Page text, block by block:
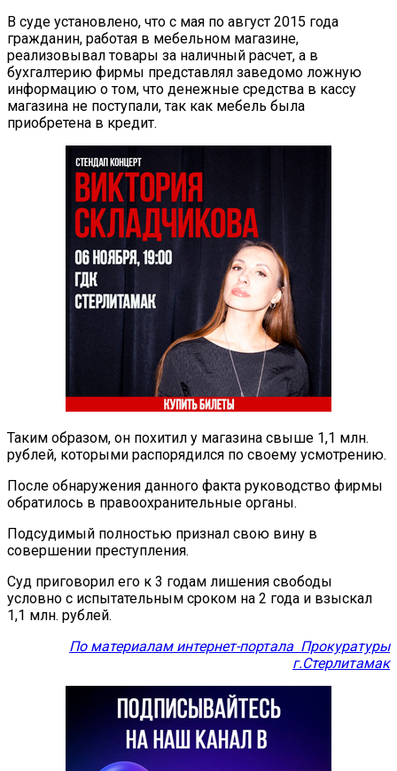
В суде установлено, что с мая по август 2015 года
гражданин, работая в мебельном магазине,
реализовывал товары за наличный расчет, а в
бухгалтерию фирмы представлял заведомо ложную
информацию о том, что денежные средства в кассу
магазина не поступали, так как мебель была
приобретена в кредит.
Таким образом, он похитил у магазина свыше 1,1 млн.
рублей, которыми распорядился по своему усмотрению.
После обнаружения данного факта руководство фирмы
обратилось в правоохранительные органы.
Подсудимый полностью признал свою вину в
совершении преступления.
Суд приговорил его к 3 годам лишения свободы
условно с испытательным сроком на 2 года и взыскал
1,1 млн. рублей.
По материалам интернет-портала Прокуратуры
г.Стерлитамак